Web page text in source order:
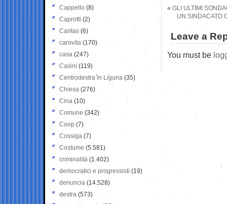
« GLI ULTIMI
UN SINDACATO
Leave a
You must be
Cappello (8)
Caprotti (2)
Caritas (6)
carovita (170)
casa (247)
Casini (119)
Centrodestra in Liguria (35)
Chiesa (276)
Cina (10)
Comune (342)
Coop (7)
Cossiga (7)
Costume (5.581)
criminalità (1.402)
democratici e progressisti (19)
denuncia (14.528)
destra (573)